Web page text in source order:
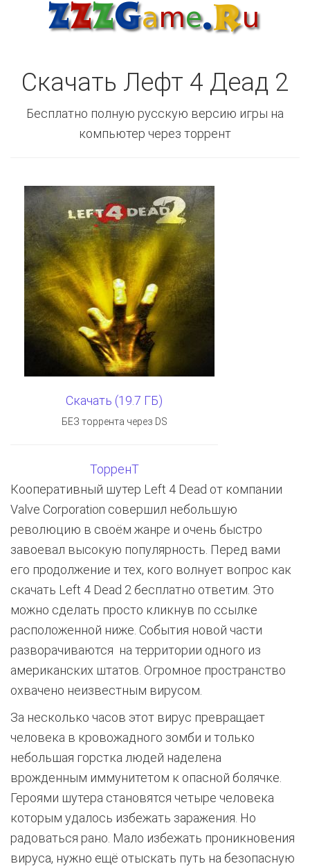
Скачать Лефт 4 Деад 2
Бесплатно полную русскую версию игры на
компьютер через торрент
Скачать (19.7 ГБ)
БЕЗ торрента через DS
ТорренТ
Кооперативный шутер Left 4 Dead от компании
Valve Corporation совершил небольшую
революцию в своём жанре и очень быстро
завоевал высокую популярность. Перед вами
его продолжение и тех, кого волнует вопрос как
скачать Left 4 Dead 2 бесплатно ответим. Это
можно сделать просто кликнув по ссылке
расположенной ниже. События новой части
разворачиваются на территории одного из
американских штатов. Огромное пространство
охвачено неизвестным вирусом.
За несколько часов этот вирус превращает
человека в кровожадного зомби и только
небольшая горстка людей наделена
врожденным иммунитетом к опасной болячке.
Героями шутера становятся четыре человека
которым удалось избежать заражения. Но
радоваться рано. Мало избежать проникновения
вируса, нужно ещё отыскать путь на безопасную